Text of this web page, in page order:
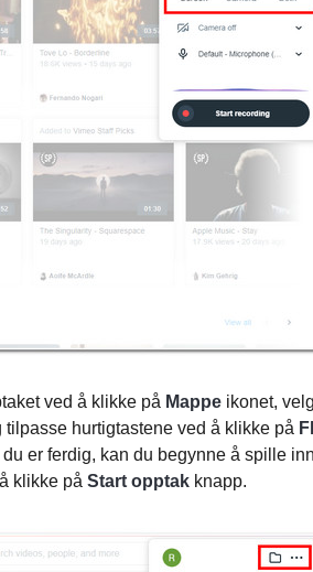
ved å klikke på Mappe ikonet,
hurtigtastene ved å klikke på
du er ferdig, kan du begynne å spille
klikke på Start opptak knapp.